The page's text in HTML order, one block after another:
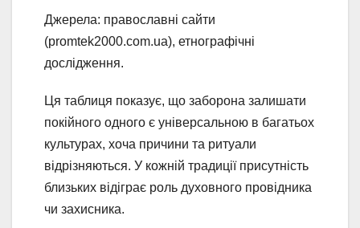
Джерела: православні сайти
(promtek2000.com.ua), етнографічні
дослідження.
Ця таблиця показує, що заборона залишати
покійного одного є універсальною в багатьох
культурах, хоча причини та ритуали
відрізняються. У кожній традиції присутність
близьких відіграє роль духовного провідника
чи захисника.